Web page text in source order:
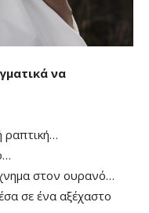
να
στον ουρανό…
σε ένα αξέχαστο